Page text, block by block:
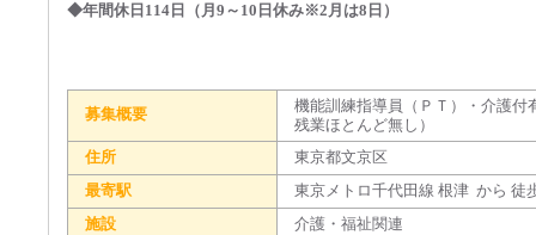
◆年間休日114日（月9～10日休み※2月は8日）
募集概要
機能訓練指導員（ＰＴ）・介護付
残業ほとんど無し）
住所
東京都文京区
最寄駅
東京メトロ千代田線 根津 から 徒
施設
介護・福祉関連